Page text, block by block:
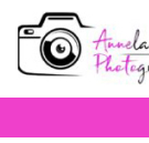
Panneau de